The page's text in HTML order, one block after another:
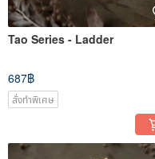
Tao Series - Ladder
687฿
สั่งทำพิเศษ